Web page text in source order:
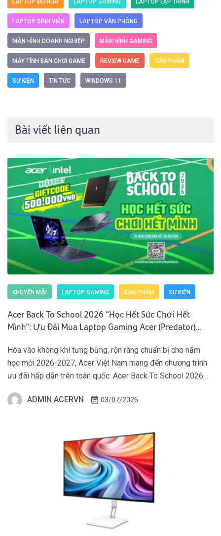
LAPTOP ĐỒ HỌA LAPTOP GAMING LAPTOP LẬP TRÌNH
LAPTOP SINH VIÊN LAPTOP VĂN PHÒNG
MÀN HÌNH DOANH NGHIỆP MÀN HÌNH GAMING
MÁY TÍNH BÀN CHƠI GAME REVIEW GAME SẢN PHẨM
SỰ KIỆN TIN TỨC WINDOWS 11
Bài viết liên quan
KHUYẾN MÃI LAPTOP GAMING SẢN PHẨM SỰ KIỆN
Acer Back To School 2026 “Học Hết Sức Chơi Hết
Mình”: Ưu Đãi Mua Laptop Gaming Acer (Predator)
Hòa vào không khí tưng bừng, rộn ràng chuẩn bị cho năm
học mới 2026-2027, Acer Việt Nam mang đến chương trình
ưu đãi hấp dẫn trên toàn quốc: Acer Back To School 2026
Sinh Viên và người dùng sở hữu Laptop Gaming […]
ADMIN ACERVN 03/07/2026